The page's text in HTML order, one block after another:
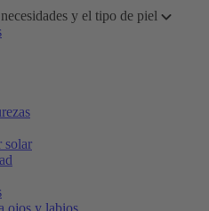
y el tipo de piel
solar
ojos y labios